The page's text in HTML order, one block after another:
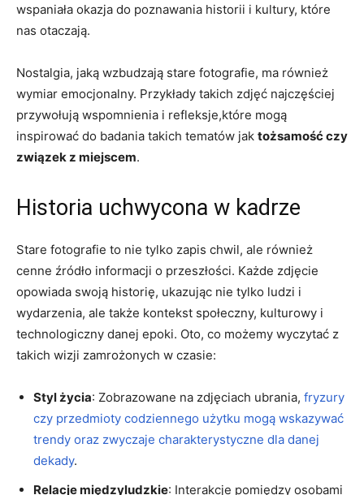
wspaniała okazja do poznawania historii i kultury, które
nas otaczają.
Nostalgia, jaką wzbudzają ⁤stare fotografie, ⁣ma również
wymiar emocjonalny. Przykłady ⁣takich zdjęć najczęściej
⁢przywołują wspomnienia i refleksje,które mogą
inspirować ⁤do⁣ badania takich ​tematów jak tożsamość czy
związek z miejscem.
Historia‌ uchwycona w kadrze
Stare fotografie to nie ⁤tylko zapis chwil, ale również
cenne źródło informacji o przeszłości. Każde zdjęcie
opowiada swoją historię, ukazując nie tylko ludzi i
wydarzenia, ale także kontekst społeczny, kulturowy i
technologiczny danej epoki. Oto, co możemy wyczytać z
takich wizji zamrożonych w⁢ czasie:
Styl ⁣życia: Zobrazowane na zdjęciach ubrania, fryzury
czy przedmioty codziennego użytku‌ mogą wskazywać‌
trendy oraz zwyczaje charakterystyczne ⁣dla danej
dekady.
Relacje międzyludzkie:⁤ Interakcje pomiędzy osobami